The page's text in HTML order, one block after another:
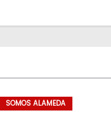
SOMOS ALAMEDA